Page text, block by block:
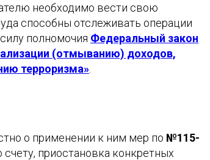
необходимо вести свою
способны отслеживать операции
полномочия Федеральный закон
(отмыванию) доходов,
терроризма»
о применении к ним мер по №115-
приостановка конкретных